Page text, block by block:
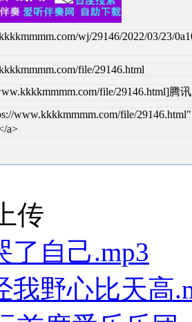
wj/29146/2022/03/23/
file/29146.html
file/29146.html]腾
www.kkkkmmmm.com/file/
a>
传
了自己.mp3
我野心比天高